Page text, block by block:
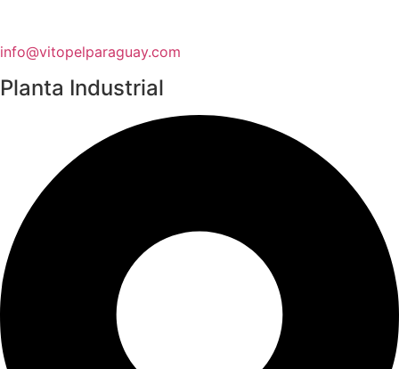
info@vitopelparaguay.com
Planta Industrial